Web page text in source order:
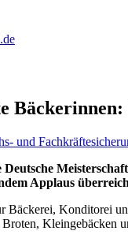
und
Deutsche
Applaus
Bäckerei, Konditorei
Kleingebäcken